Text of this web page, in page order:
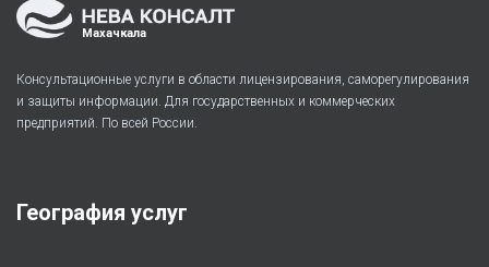
Махачкала
Консультационные услуги в области лицензирования, саморегулирования
и защиты информации. Для государственных и коммерческих
предприятий. По всей России.
География услуг